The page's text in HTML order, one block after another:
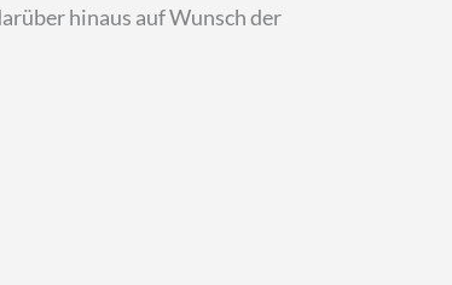
hinaus auf Wunsch der